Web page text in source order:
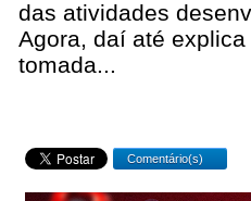
das atividades
Agora, daí até
tomada...
Comentário(s)